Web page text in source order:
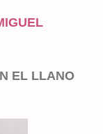
EL LLANO